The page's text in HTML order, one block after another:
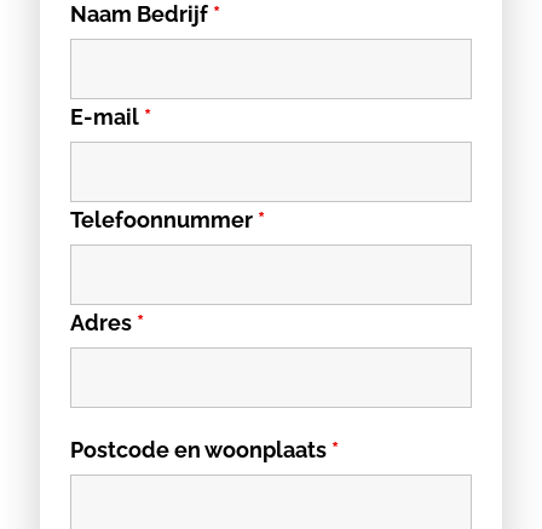
Naam Bedrijf *
E-mail *
Telefoonnummer *
Adres *
Postcode en woonplaats *